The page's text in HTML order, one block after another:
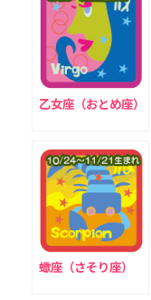
乙女座（おとめ座）
蠍座（さそり座）